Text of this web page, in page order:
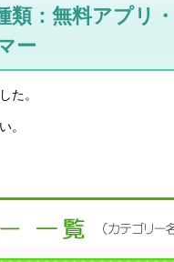
類：無料アプリ
ー
た。
。